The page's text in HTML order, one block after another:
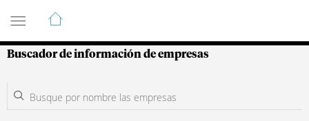
Guía de Empresas Colombianas
Buscador de información de empresas